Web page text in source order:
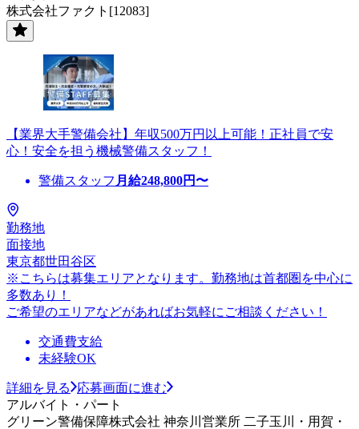
株式会社ファクト[12083]
【業界大手警備会社】年収500万円以上可能！正社員で安
心！安全を担う機械警備スタッフ！
警備スタッフ 月給248,800円〜
勤務地
面接地
東京都世田谷区
※こちらは募集エリアとなります。勤務地は首都圏を中心に
多数あり！
ご希望のエリアなどがあればお気軽にご相談ください！
交通費支給
未経験OK
詳細を見る
応募画面に進む
アルバイト・パート
グリーン警備保障株式会社 神奈川営業所 二子玉川・用賀・